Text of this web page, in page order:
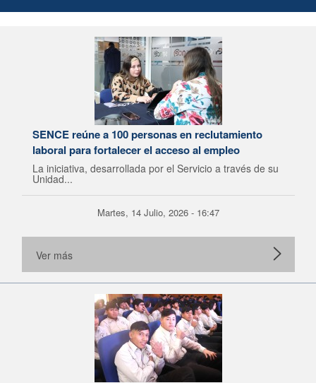
SENCE reúne a 100 personas en reclutamiento
laboral para fortalecer el acceso al empleo
La iniciativa, desarrollada por el Servicio a través de su
Unidad...
Martes, 14 Julio, 2026 - 16:47
Ver más